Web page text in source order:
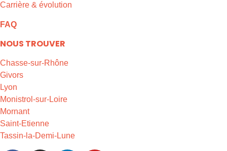
Carrière & évolution
FAQ
NOUS TROUVER
Chasse-sur-Rhône
Givors
Lyon
Monistrol-sur-Loire
Mornant
Saint-Etienne
Tassin-la-Demi-Lune